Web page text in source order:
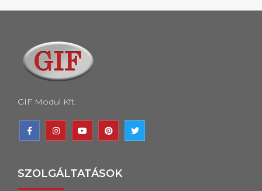
GIF Modul Kft.
SZOLGÁLTATÁSOK